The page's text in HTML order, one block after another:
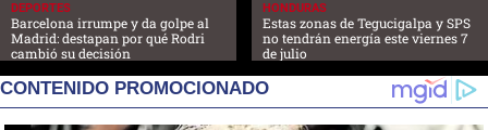
DEPORTES
Barcelona irrumpe y da golpe al
Madrid: destapan por qué Rodri
cambió su decisión
HONDURAS
Estas zonas de Tegucigalpa y SPS
no tendrán energía este viernes 7
de julio
CONTENIDO PROMOCIONADO